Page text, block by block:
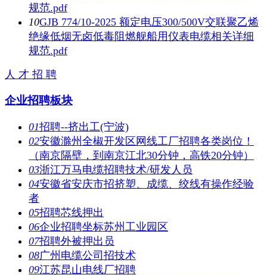
规范.pdf
10GJB 774/10-2025 额定电压300/500V交联聚乙烯
绝缘低烟无卤低毒阻燃舰船用仪表电缆相关详细
规范.pdf
人 才 招 聘
企业招聘板块
01招聘--挤出工(宁波)
02安徽滁州全椒开发区网线工厂招聘各类岗位！
（南京隔壁，到南京江北30分钟，高铁20分钟）
03浙江万马电缆招聘技术/研发人员
04安徽省安庆市招挤塑、成缆、绞线有操作经验
者
05招聘芯线押出
06企业招聘坐标苏州工业园区
07招聘外被押出员
08广州电缆公司招技术
09江苏昆山电线厂招聘